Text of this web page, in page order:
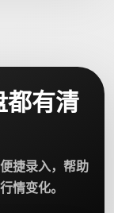
都有清
捷录入，帮助
情变化。